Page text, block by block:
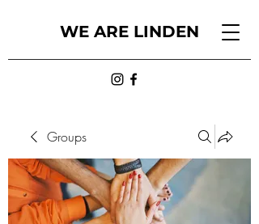
WE ARE LINDEN
Groups